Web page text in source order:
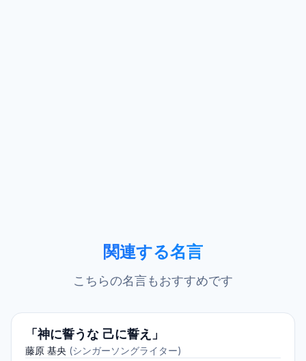
関連する名言
こちらの名言もおすすめです
「神に誓うな 己に誓え」
藤原 基央 (シンガーソングライター)